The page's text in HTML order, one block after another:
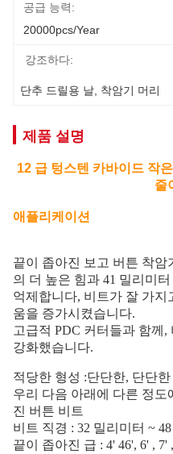
공급 능력:
20000pcs/year
강조하다:
단추 드릴용 날 착암기 머리
제품 설명
12 급 텅스텐 카바이드 작
줄
애플리케이션
끝이 좁아진 보고 버튼 착
의 더 높은 힘과 41 밀리미
억제합니다, 비트가 잘 가지
움을 증가시켰습니다.
고급적 PDC 커터들과 함께
강화했습니다.
적당한 형성 :단단한, 단단
우리 다음 아래에 다른 정
진 버튼 비트
비트 직경 : 32 밀리미터 ~
끝이 좁아진 급 : 4' 46', 6' , 7'